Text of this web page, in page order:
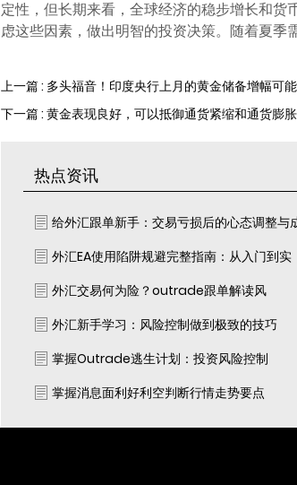
定性，但长期来看，全球经济的稳步增长和
虑这些因素，做出明智的投资决策。随着夏季
上一篇 : 多头福音！印度央行上月的黄金储备增幅可
下一篇 : 黄金表现良好，可以抵御通货紧缩和通货膨
热点资讯
给外汇跟单新手：交易亏损后的心态调整与
外汇EA使用陷阱规避完整指南：从入门到实
外汇交易何为险？outrade跟单解读风
外汇新手学习：风险控制做到极致的技巧
掌握Outrade逃生计划：投资风险控制
掌握消息面利好利空判断行情走势要点